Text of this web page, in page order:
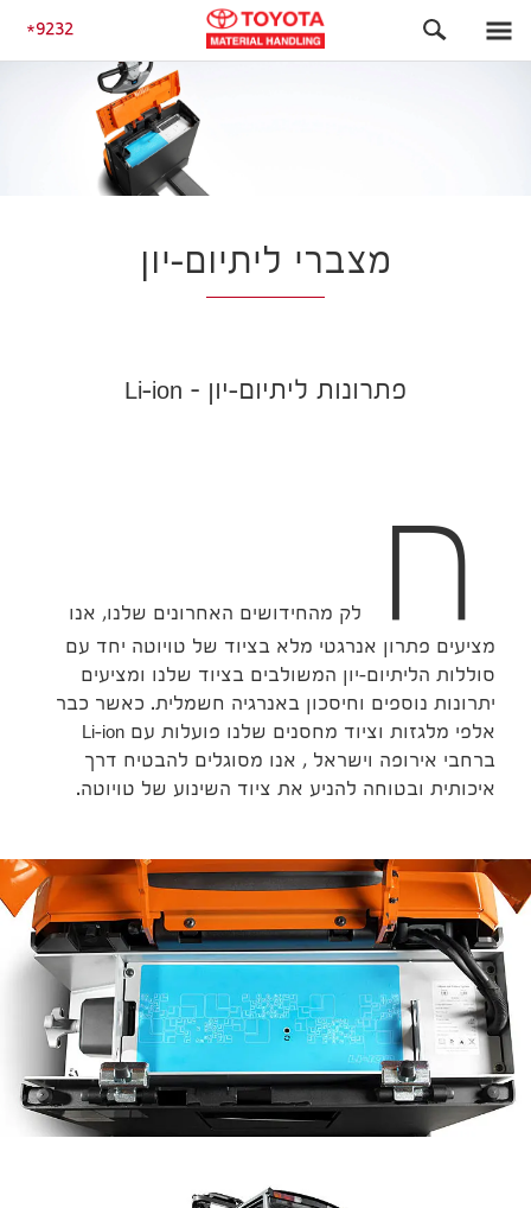
9232 התחלה מצברי ליתיום-יון
מצברי ליתיום-יון
פתרונות ליתיום-יון – Li-ion
ח
לק מהחידושים האחרונים שלנו, אנו
מציעים פתרון אנרגטי מלא בציוד של טויוטה יחד עם
סוללות הליתיום-יון המשולבים בציוד שלנו ומציעים
יתרונות נוספים וחיסכון באנרגיה חשמלית. כאשר כבר
אלפי מלגזות וציוד מחסנים שלנו פועלות עם Li-ion
ברחבי אירופה וישראל , אנו מסוגלים להבטיח דרך
איכותית ובטוחה להניע את ציוד השינוע של טויוטה.